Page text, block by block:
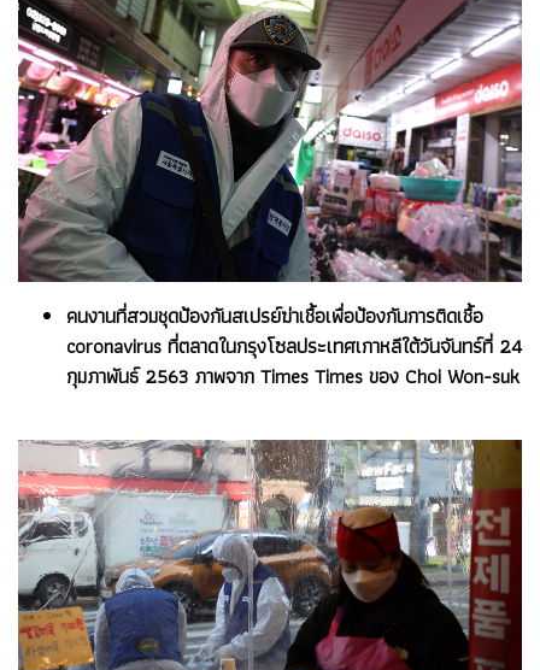
คนงานที่สวมชุดป้องกันสเปรย์ฆ่าเชื้อเพื่อป้องกันการติดเชื้อ
coronavirus ที่ตลาดในกรุงโซลประเทศเกาหลีใต้วันจันทร์ที่ 24
กุมภาพันธ์ 2563 ภาพจาก Times Times ของ Choi Won-suk